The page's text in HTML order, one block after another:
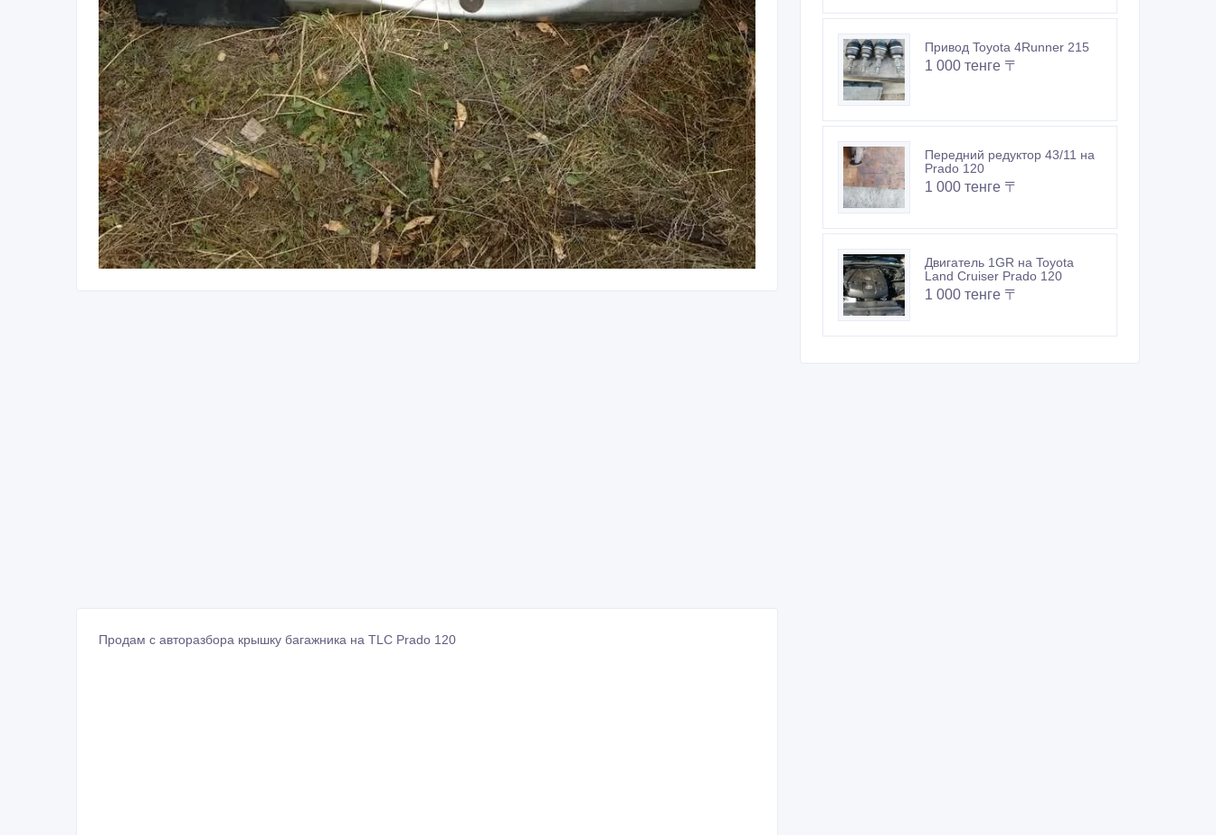
Продам с авторазбора крышку багажника на TLC Prado 120
Привод Toyota 4Runner 215
1 000 тенге 〒
Передний редуктор 43/11 на
Prado 120
1 000 тенге 〒
Двигатель 1GR на Toyota
Land Cruiser Prado 120
1 000 тенге 〒